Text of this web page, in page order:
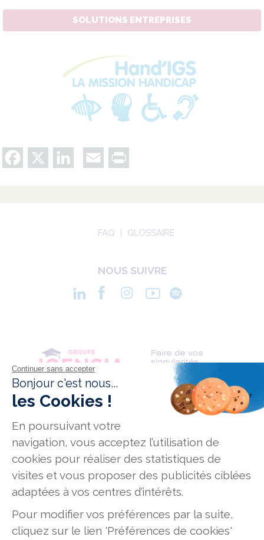
SOLUTIONS ENTREPRISES
Facebook LinkedIn Email
FAQ GLOSSAIRE
NOUS SUIVRE
Conditions générales de vente
Données personnelles
Mentions légales
Mission Handicap
Offres d'emploi
Plan du site